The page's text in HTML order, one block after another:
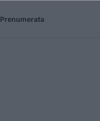
Prenumerata